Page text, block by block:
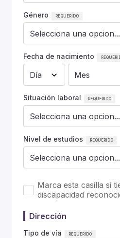
Género
Fecha de nacimiento
Situación laboral
Nivel de estudios
Marca esta casilla si
discapacidad
Dirección
Tipo de vía